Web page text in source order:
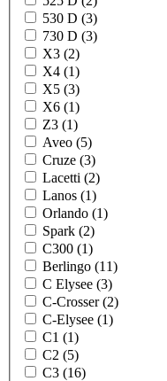
530 D (3)
730 D (3)
X3 (2)
X4 (1)
X5 (3)
X6 (1)
Z3 (1)
Aveo (5)
Cruze (3)
Lacetti (2)
Lanos (1)
Orlando (1)
Spark (2)
C300 (1)
Berlingo (11)
C Elysee (3)
C-Crosser (2)
C-Elysee (1)
C1 (1)
C2 (5)
C3 (16)